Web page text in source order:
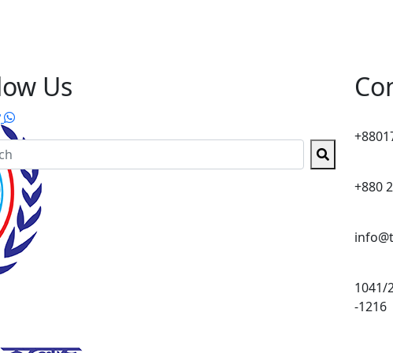
Us
+880
1041/
-1216